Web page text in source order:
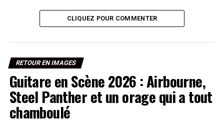
CLIQUEZ POUR COMMENTER
RETOUR EN IMAGES
Guitare en Scène 2026 : Airbourne,
Steel Panther et un orage qui a tout
chamboulé